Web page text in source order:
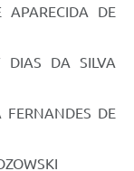
DE
DA SILVA
DE